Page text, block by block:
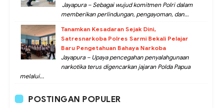
Jayapura – Sebagai wujud komitmen Polri dalam
memberikan perlindungan, pengayoman, dan...
Tanamkan Kesadaran Sejak Dini,
Satresnarkoba Polres Sarmi Bekali Pelajar
Baru Pengetahuan Bahaya Narkoba
Jayapura – Upaya pencegahan penyalahgunaan
narkotika terus digencarkan jajaran Polda Papua
melalui...
POSTINGAN POPULER